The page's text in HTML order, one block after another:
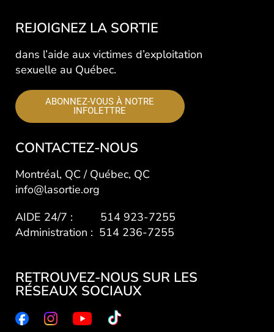
REJOIGNEZ LA SORTIE
dans l’aide aux victimes d’exploitation
sexuelle au Québec.
ABONNEZ-VOUS À NOTRE
INFOLETTRE
CONTACTEZ-NOUS
Montréal, QC / Québec, QC
info@lasortie.org
AIDE 24/7 : 514 923-7255
Administration : 514 236-7255
RETROUVEZ-NOUS SUR LES
RÉSEAUX SOCIAUX